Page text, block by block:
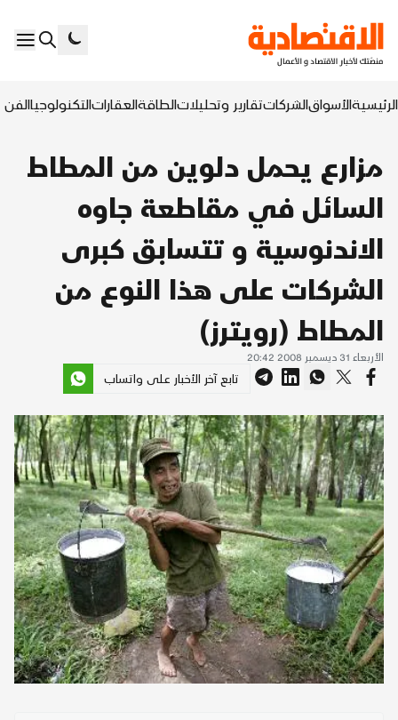
الرئيسيةالأسواقالشركاتتقارير وتحليلاتالطاقةالعقاراتالتكنولوجياالفن
مزارع يحمل دلوين من المطاط
السائل في مقاطعة جاوه
الاندنوسية و تتسابق كبرى
الشركات على هذا النوع من
المطاط (رويترز)
الأربعاء 31 ديسمبر 2008 20:42
تابع آخر الأخبار على واتساب